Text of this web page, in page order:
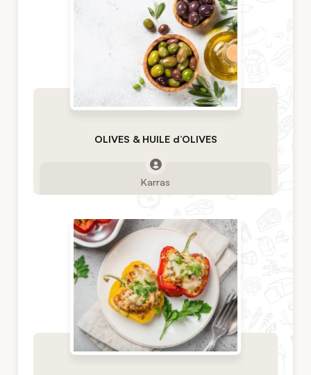
OLIVES & HUILE d’OLIVES
Karras